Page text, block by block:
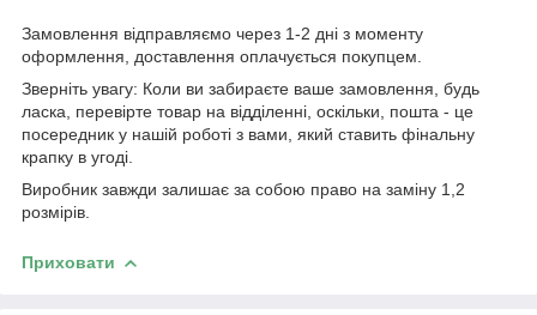
Замовлення відправляємо через 1-2 дні з моменту
оформлення, доставлення оплачується покупцем.
Зверніть увагу: Коли ви забираєте ваше замовлення, будь
ласка, перевірте товар на відділенні, оскільки, пошта - це
посередник у нашій роботі з вами, який ставить фінальну
крапку в угоді.
Виробник завжди залишає за собою право на заміну 1,2
розмірів.
Приховати